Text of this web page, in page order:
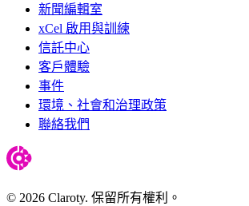
新聞編輯室
xCel 啟用與訓練
信託中心
客戶體驗
事件
環境、社會和治理政策
聯絡我們
© 2026 Claroty. 保留所有權利。